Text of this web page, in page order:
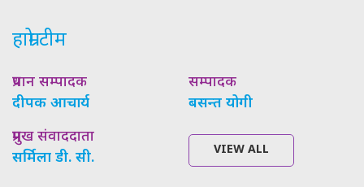
हाम्रो टीम
प्रधान सम्पादक
दीपक आचार्य
सम्पादक
बसन्त योगी
प्रमुख संवाददाता
सर्मिला डी. सी.
VIEW ALL